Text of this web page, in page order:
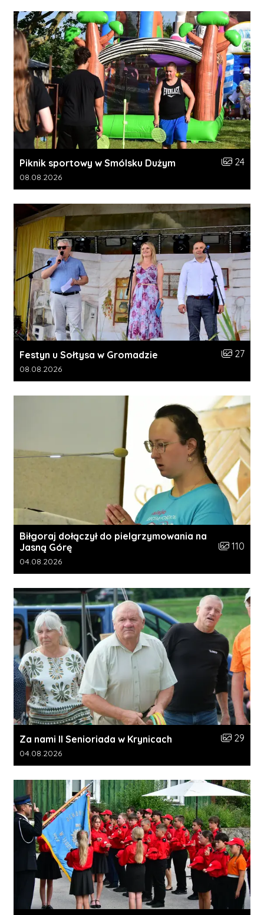
Piknik sportowy w Smólsku Dużym Liczba
24
Data dodania galerii:
08.08.2026
Festyn u Sołtysa w Gromadzie Liczba
27
Data dodania galerii:
08.08.2026
Biłgoraj dołączył do pielgrzymowania na
Jasną Górę
Liczba
110
Data dodania galerii:
04.08.2026
Za nami II Senioriada w Krynicach Liczba
29
Data dodania galerii:
04.08.2026